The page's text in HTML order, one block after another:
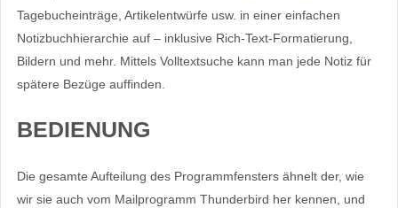
Tagebucheinträge, Artikelentwürfe usw. in einer einfachen
Notizbuchhierarchie auf – inklusive Rich-Text-Formatierung,
Bildern und mehr. Mittels Volltextsuche kann man jede Notiz für
spätere Bezüge auffinden.
BEDIENUNG
Die gesamte Aufteilung des Programmfensters ähnelt der, wie
wir sie auch vom Mailprogramm Thunderbird her kennen, und